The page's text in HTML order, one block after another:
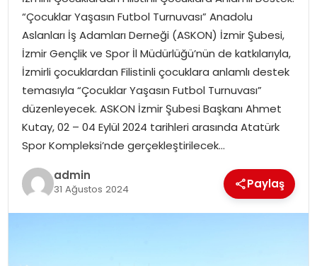
EKONOMI
MAGAZIN
DÜNYA
OTOMOBIL
“Çocuklar Yaşasın Futbol Turnuvası” Anadolu
Aslanları İş Adamları Derneği (ASKON) İzmir Şubesi,
İzmir Gençlik ve Spor İl Müdürlüğü’nün de katkılarıyla,
İzmirli çocuklardan Filistinli çocuklara anlamlı destek
temasıyla “Çocuklar Yaşasın Futbol Turnuvası”
düzenleyecek. ASKON İzmir Şubesi Başkanı Ahmet
Kutay, 02 – 04 Eylül 2024 tarihleri arasında Atatürk
Spor Kompleksi’nde gerçekleştirilecek…
admin
31 Ağustos 2024 Paylaş